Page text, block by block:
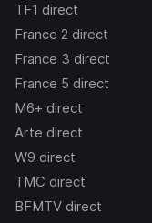
TF1 direct
France 2 direct
France 3 direct
France 5 direct
M6+ direct
Arte direct
W9 direct
TMC direct
BFMTV direct